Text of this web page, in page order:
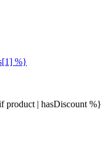
%}
| hasDiscount %}